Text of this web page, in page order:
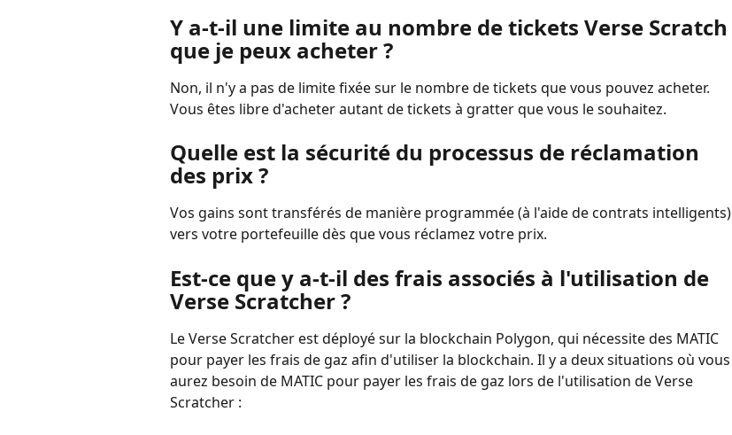
Y a-t-il une limite au nombre de tickets Verse Scratch
que je peux acheter ?
Non, il n'y a pas de limite fixée sur le nombre de tickets que vous pouvez acheter.
Vous êtes libre d'acheter autant de tickets à gratter que vous le souhaitez.
Quelle est la sécurité du processus de réclamation
des prix ?
Vos gains sont transférés de manière programmée (à l'aide de contrats intelligents)
vers votre portefeuille dès que vous réclamez votre prix.
Est-ce que y a-t-il des frais associés à l'utilisation de
Verse Scratcher ?
Le Verse Scratcher est déployé sur la blockchain Polygon, qui nécessite des MATIC
pour payer les frais de gaz afin d'utiliser la blockchain. Il y a deux situations où vous
aurez besoin de MATIC pour payer les frais de gaz lors de l'utilisation de Verse
Scratcher :